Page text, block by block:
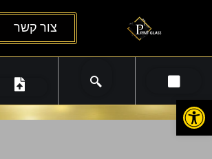
צור קשר
פתח סרגל נגישות